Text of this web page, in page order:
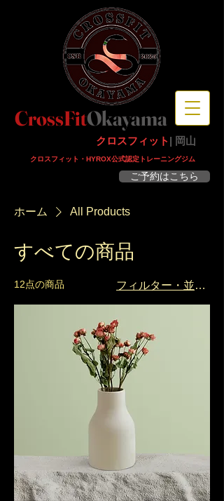
CrossFitOkayama
ご予約はこちら
クロスフィット | 岡山
​クロスフィット・HYROX公式認定トレーニングジム
ホーム All Products
すべての商品
12点の商品 フィルター・並び替え